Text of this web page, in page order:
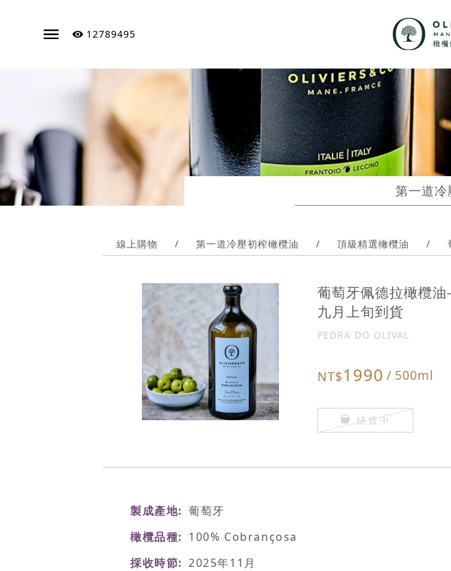
12789495
第一道冷
線上購物 / 第一道冷壓初榨橄欖油 / 頂級精選橄欖油 /
葡萄牙佩德拉橄欖油
九月上旬到貨
PEDRA DO OLIVAL
NT$1990 / 500ml
缺貨中
製成產地
葡萄牙
橄欖品種
100% Cobrançosa
採收時節
2025年11月